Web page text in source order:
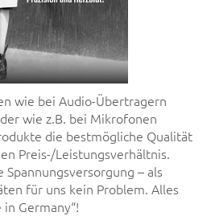
wie bei Audio-Übertragern
wie z.B. bei Mikrofonen
die bestmögliche Qualität
Preis-/Leistungsverhältnis.
– als
für uns kein Problem. Alles
Germany“!